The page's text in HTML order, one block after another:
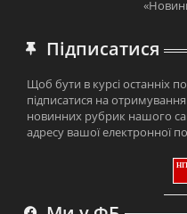
Підписатися
Щоб бути в курсі останніх
підписатися на
новинних рубрик нашого
адресу вашої електронної